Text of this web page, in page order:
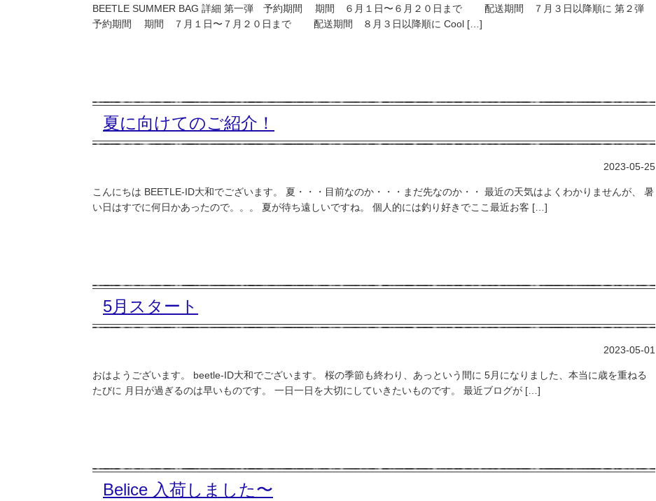
BEETLE SUMMER BAG 詳細 第一弾 予約期間 期間 ６月１日〜６月２０日まで 配送期間 ７月３日以降順に 第２弾
予約期間 期間 ７月１日〜７月２０日まで 配送期間 ８月３日以降順に Cool […]
夏に向けてのご紹介！
2023-05-25
こんにちは BEETLE-ID大和でございます。 夏・・・目前なのか・・・まだ先なのか・・ 最近の天気はよくわかりませんが、 暑
い日はすでに何日かあったので。。。 夏が待ち遠しいですね。 個人的には釣り好きでここ最近お客 […]
5月スタート
2023-05-01
おはようございます。 beetle-ID大和でございます。 桜の季節も終わり、あっという間に 5月になりました、本当に歳を重ねる
たびに 月日が過ぎるのは早いものです。 一日一日を大切にしていきたいものです。 最近ブログが […]
Belice 入荷しました〜